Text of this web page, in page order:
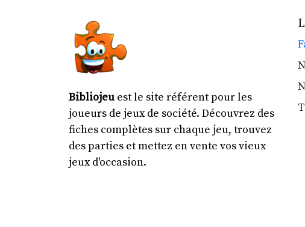
Bibliojeu est le site référent pour les
joueurs de jeux de société. Découvrez des
fiches complètes sur chaque jeu, trouvez
des parties et mettez en vente vos vieux
jeux d'occasion.